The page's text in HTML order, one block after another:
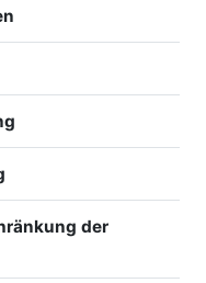
der